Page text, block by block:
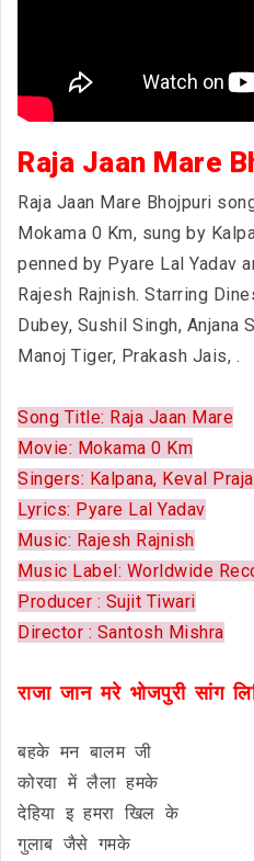
Raja Jaan Mare
Raja Jaan Mare Bhojpuri
Mokama 0 Km, sung by
penned by Pyare Lal Yadav
Rajesh Rajnish. Starring
Dubey, Sushil Singh, Anjana
Manoj Tiger, Prakash Jais, .
Song Title: Raja Jaan Mare
Movie: Mokama 0 Km
Singers: Kalpana, Keval
Lyrics: Pyare Lal Yadav
Music: Rajesh Rajnish
Music Label: Worldwide
Producer : Sujit Tiwari
Director : Santosh Mishra
राजा जान मरे भोजपुरी सांग
बहके मन बालम जी
कोरवा में लैला हमके
देहिया इ हमरा खिल के
गुलाब जैसे गमके